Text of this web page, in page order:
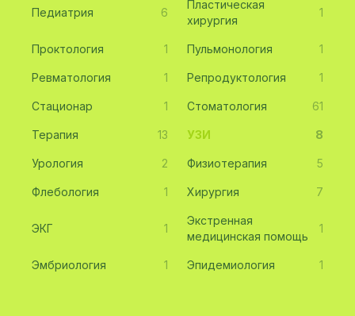
Педиатрия 6
Пластическая
хирургия
1
Проктология 1 Пульмонология 1
Ревматология 1 Репродуктология 1
Стационар 1 Стоматология 61
Терапия 13 УЗИ 8
Урология 2 Физиотерапия 5
Флебология 1 Хирургия 7
ЭКГ 1
Экстренная
медицинская помощь
1
Эмбриология 1 Эпидемиология 1